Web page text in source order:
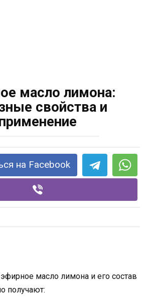
масло лимона:
свойства и
на Facebook
масло лимона и его состав
получают: